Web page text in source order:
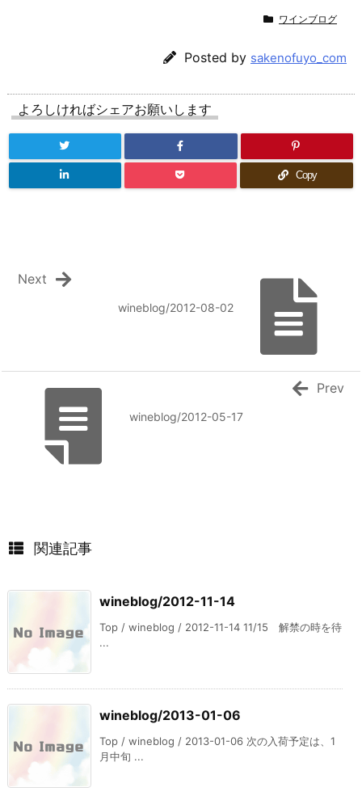
ワインブログ
Posted by sakenofuyo_com
よろしければシェアお願いします
Copy
wineblog/2012-08-02
Next
wineblog/2012-05-17
Prev
関連記事
wineblog/2012-11-14
Top / wineblog / 2012-11-14 11/15 解禁の時を待
...
wineblog/2013-01-06
Top / wineblog / 2013-01-06 次の入荷予定は、1
月中旬 ...